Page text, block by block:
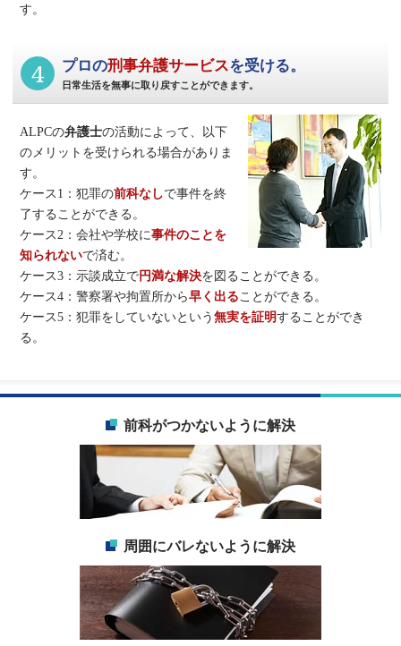
前科がつかないように解決
周囲にバレないように解決
す。
4 プロの刑事弁護サービスを受ける。
日常生活を無事に取り戻すことができます。
ALPCの弁護士の活動によって、以下
のメリットを受けられる場合がありま
す。
ケース1：犯罪の前科なしで事件を終
了することができる。
ケース2：会社や学校に事件のことを
知られないで済む。
ケース3：示談成立で円満な解決を図ることができる。
ケース4：警察署や拘置所から早く出ることができる。
ケース5：犯罪をしていないという無実を証明することができ
る。